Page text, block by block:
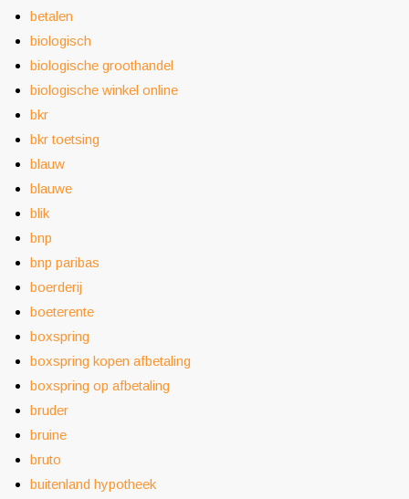
betalen
biologisch
biologische groothandel
biologische winkel online
bkr
bkr toetsing
blauw
blauwe
blik
bnp
bnp paribas
boerderij
boeterente
boxspring
boxspring kopen afbetaling
boxspring op afbetaling
bruder
bruine
bruto
buitenland hypotheek